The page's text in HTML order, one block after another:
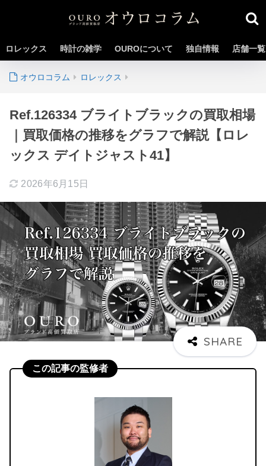
ロレックス 時計の雑学 OUROについて 独自情報 店舗一覧
ロレックス
Ref.126334 ブライトブラックの買取相場
｜買取価格の推移をグラフで解説【ロレ
ックス デイトジャスト41】
2026年6月15日
この記事の監修者